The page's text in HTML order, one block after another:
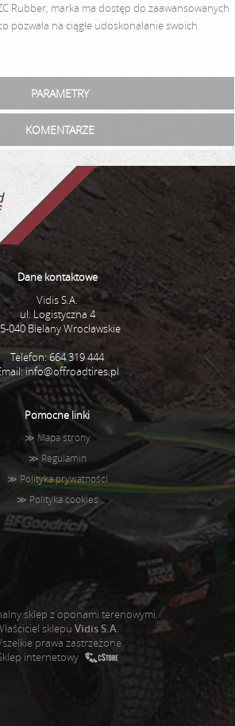
Rubber, marka ma dostęp do zaawansowanych
pozwala na ciągłe udoskonalanie swoich
PARAMETRY
KOMENTARZE
Dane kontaktowe
Vidis S.A.
ul. Logistyczna 4
040 Bielany Wrocławskie
Telefon: 664 319 444
info@offroadtires.pl
Pomocne linki
≫ Mapa strony
≫ Regulamin
≫ Polityka prywatności
≫ Polityka cookies
sklep z oponami terenowymi.
sklepu Vidis S.A.
prawa zastrzeżone
internetowy